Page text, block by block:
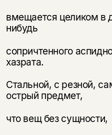
вмещается целиком в
нибудь
сопричтенного
хазрата.
Стальной, с резной,
острый предмет,
что вещ без сущности,